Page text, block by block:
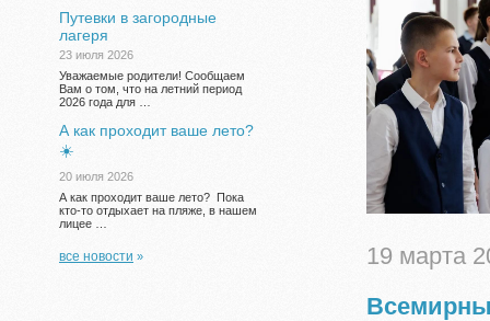
Путевки в загородные
лагеря
23 июля 2026
Уважаемые родители! Сообщаем
Вам о том, что на летний период
2026 года для …
А как проходит ваше лето?
☀️
20 июля 2026
А как проходит ваше лето? Пока
кто-то отдыхает на пляже, в нашем
лицее …
все новости »
19 марта